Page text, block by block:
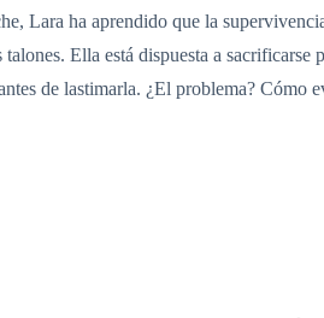
Lara ha aprendido que la
Ella está dispuesta a
de lastimarla. ¿El problema?